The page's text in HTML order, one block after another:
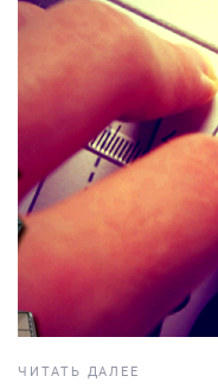
ЧИТАТЬ ДАЛЕЕ